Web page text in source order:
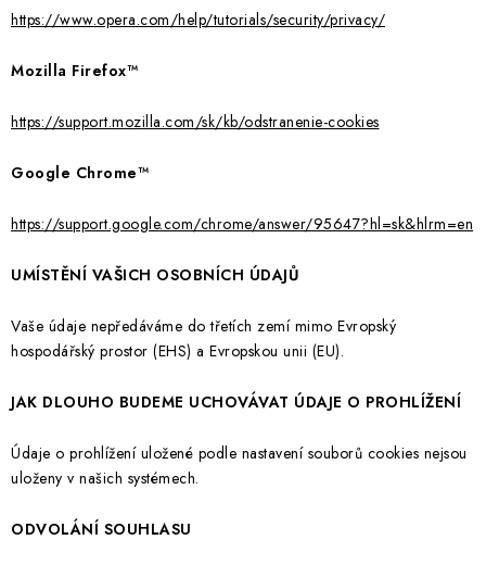
https://www.opera.com/help/tutorials/security/privacy/
Mozilla Firefox™
https://support.mozilla.com/sk/kb/odstranenie-cookies
Google Chrome™
https://support.google.com/chrome/answer/95647?hl=sk&hlrm=en
UMÍSTĚNÍ VAŠICH OSOBNÍCH ÚDAJŮ
Vaše údaje nepředáváme do třetích zemí mimo Evropský
hospodářský prostor (EHS) a Evropskou unii (EU).
JAK DLOUHO BUDEME UCHOVÁVAT ÚDAJE O PROHLÍŽENÍ
Údaje o prohlížení uložené podle nastavení souborů cookies nejsou
uloženy v našich systémech.
ODVOLÁNÍ SOUHLASU